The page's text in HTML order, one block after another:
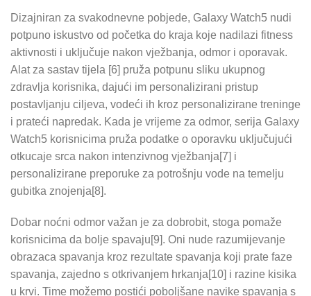
Dizajniran za svakodnevne pobjede, Galaxy Watch5 nudi
potpuno iskustvo od početka do kraja koje nadilazi fitness
aktivnosti i uključuje nakon vježbanja, odmor i oporavak.
Alat za sastav tijela [6] pruža potpunu sliku ukupnog
zdravlja korisnika, dajući im personalizirani pristup
postavljanju ciljeva, vodeći ih kroz personalizirane treninge
i prateći napredak. Kada je vrijeme za odmor, serija Galaxy
Watch5 korisnicima pruža podatke o oporavku uključujući
otkucaje srca nakon intenzivnog vježbanja[7] i
personalizirane preporuke za potrošnju vode na temelju
gubitka znojenja[8].
Dobar noćni odmor važan je za dobrobit, stoga pomaže
korisnicima da bolje spavaju[9]. Oni nude razumijevanje
obrazaca spavanja kroz rezultate spavanja koji prate faze
spavanja, zajedno s otkrivanjem hrkanja[10] i razine kisika
u krvi. Time možemo postići poboljšane navike spavanja s